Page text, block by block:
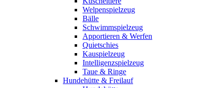
Welpenspielzeug
Bälle
Schwimmspielzeug
Apportieren & Werfen
Quietschies
Kauspielzeug
Intelligenzspielzeug
Taue & Ringe
Hundehütte & Freilauf